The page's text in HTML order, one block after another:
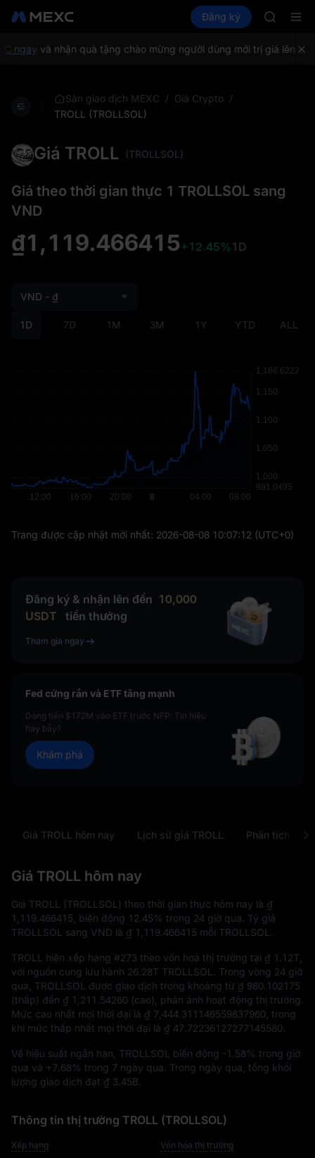
Thị trường Spot Futures SPCX
Đăng ký
SKYAI
SPCX
ngayvà nhận quà tặng chào mừng người dùng mới trị giá lên đến
Sàn giao dịch MEXC / Giá Crypto /
TROLL (TROLLSOL)
Giá TROLL (TROLLSOL)
Giá theo thời gian thực 1 TROLLSOL sang
VND
₫1,119.466415+12.45% 1D
1D 7D 1M 3M 1Y YTD ALL
VND - ₫
Trang được cập nhật mới nhất: 2026-08-08 10:07:12 (UTC+0)
Đăng ký & nhận lên đến 10,000
USDT
tiền thưởng
Tham gia ngay
Fed cứng rắn và ETF tăng mạnh
Dòng tiền $172M vào ETF trước NFP: Tín hiệu
hay bẫy?
Khám phá
Giá TROLL hôm nay Lịch sử giá TROLL Phân tích
Giá TROLL hôm nay
Giá TROLL (TROLLSOL) theo thời gian thực hôm nay là ₫
1,119.466415 , biến động 12.45% trong 24 giờ qua. Tỷ giá
TROLLSOL sang VND là ₫ 1,119.466415 mỗi TROLLSOL.
TROLL hiện xếp hạng #273 theo vốn hoá thị trường tại ₫ 1.12T
với nguồn cung lưu hành 26.28T TROLLSOL
. Trong vòng 24 giờ
qua, TROLLSOL được giao dịch trong khoảng từ ₫ 980.102175
(thấp) đến ₫ 1,211.54260 (cao), phản ánh hoạt động thị trường.
Mức cao nhất mọi thời đại là ₫ 7,444.311146559837960 , trong
khi mức thấp nhất mọi thời đại là ₫ 47.72236127277145580
Về hiệu suất ngắn hạn, TROLLSOL biến động -1.58% trong giờ
qua và +7.68% trong 7 ngày qua. Trong ngày qua, tổng khối
lượng giao dịch đạt ₫ 3.45B
Thông tin thị trường TROLL (TROLLSOL)
Xếp hạng Vốn hóa thị trường